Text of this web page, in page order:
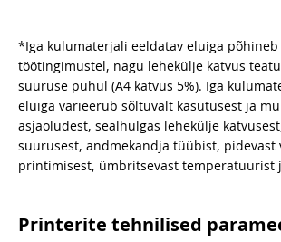
*Iga kulumaterjali eeldatav eluiga põhineb
töötingimustel, nagu lehekülje katvus
suuruse puhul (A4 katvus 5%). Iga
eluiga varieerub sõltuvalt kasutusest ja
asjaoludest, sealhulgas lehekülje
suurusest, andmekandja tüübist, pidevast
printimisest, ümbritsevast temperatuurist
Printerite tehnilised